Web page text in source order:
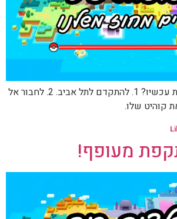
מה מיכאל צריך לעשות עכשיו? 1. להתקדם לתל אביב. 2. לחבור אל
מעופף!